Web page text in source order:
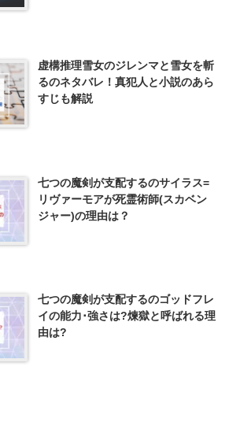
虚構推理雪女のジレンマと雪女を斬
るのネタバレ！真犯人と小説のあら
すじも解説
七つの魔剣が支配するのサイラス=
リヴァーモアが死霊術師(スカベン
ジャー)の理由は？
七つの魔剣が支配するのゴッドフレ
イの能力･強さは?煉獄と呼ばれる理
由は?